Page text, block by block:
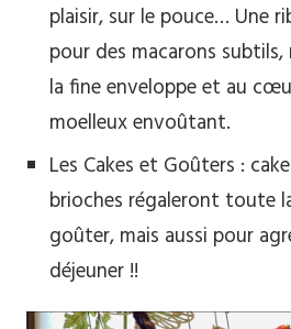
plaisir, sur le pouce… Une
pour des macarons
la fine enveloppe et au
moelleux envoûtant.
Les Cakes et Goûters :
brioches régaleront toute
goûter, mais aussi pour
déjeuner !!